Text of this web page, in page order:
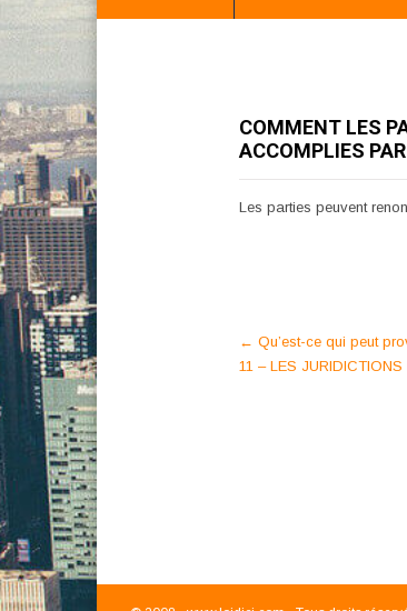
COMMENT LES
ACCOMPLIES
Les parties peuvent
Post
navigation
← Qu’est-ce qui peut
11 – LES JURIDICTIONS